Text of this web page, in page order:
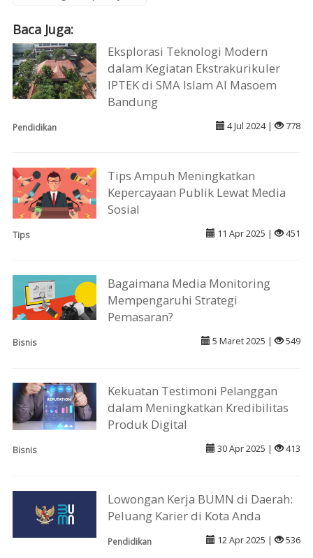
Baca Juga:
Eksplorasi Teknologi Modern
dalam Kegiatan Ekstrakurikuler
IPTEK di SMA Islam Al Masoem
Bandung
Pendidikan 4 Jul 2024 | 778
Tips Ampuh Meningkatkan
Kepercayaan Publik Lewat Media
Sosial
Tips 11 Apr 2025 | 451
Bagaimana Media Monitoring
Mempengaruhi Strategi
Pemasaran?
Bisnis 5 Maret 2025 | 549
Kekuatan Testimoni Pelanggan
dalam Meningkatkan Kredibilitas
Produk Digital
Bisnis 30 Apr 2025 | 413
Lowongan Kerja BUMN di Daerah:
Peluang Karier di Kota Anda
Pendidikan 12 Apr 2025 | 536